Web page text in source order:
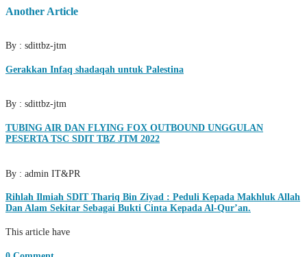
Another Article
By : sdittbz-jtm
Gerakkan Infaq shadaqah untuk Palestina
By : sdittbz-jtm
TUBING AIR DAN FLYING FOX OUTBOUND UNGGULAN
PESERTA TSC SDIT TBZ JTM 2022
By : admin IT&PR
Rihlah Ilmiah SDIT Thariq Bin Ziyad : Peduli Kepada Makhluk Allah
Dan Alam Sekitar Sebagai Bukti Cinta Kepada Al-Qur’an.
This article have